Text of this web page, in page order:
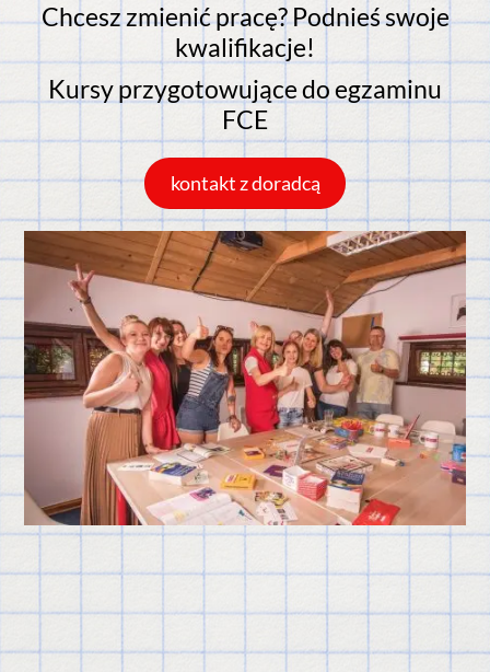
Chcesz zmienić pracę? Podnieś swoje
kwalifikacje!
Kursy przygotowujące do egzaminu
FCE
kontakt z doradcą